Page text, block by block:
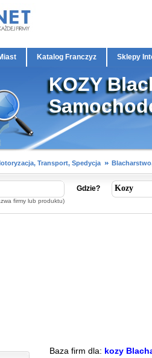
Katalog Franczyz Sklepy
KOZY
Transport, Spedycja
firmy lub produktu)
Gdzie?
Baza firm dla: kozy